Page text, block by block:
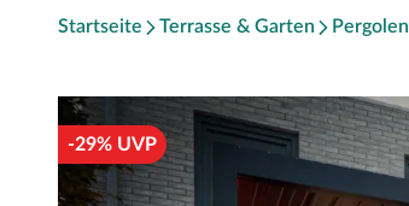
Startseite Terrasse & Garten Pergolen
-29% UVP